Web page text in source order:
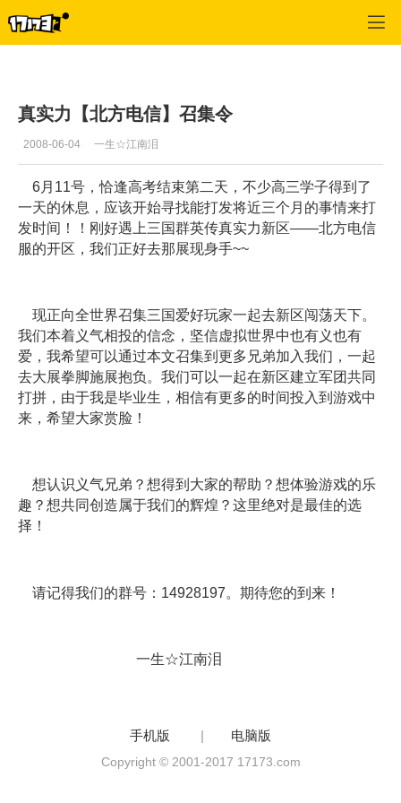
真实力【北方电信】召集令
2008-06-04 一生☆江南泪
6月11号，恰逢高考结束第二天，不少高三学子得到了
一天的休息，应该开始寻找能打发将近三个月的事情来打
发时间！！刚好遇上三国群英传真实力新区——北方电信
服的开区，我们正好去那展现身手~~
现正向全世界召集三国爱好玩家一起去新区闯荡天下。
我们本着义气相投的信念，坚信虚拟世界中也有义也有
爱，我希望可以通过本文召集到更多兄弟加入我们，一起
去大展拳脚施展抱负。我们可以一起在新区建立军团共同
打拼，由于我是毕业生，相信有更多的时间投入到游戏中
来，希望大家赏脸！
想认识义气兄弟？想得到大家的帮助？想体验游戏的乐
趣？想共同创造属于我们的辉煌？这里绝对是最佳的选
择！
请记得我们的群号：14928197。期待您的到来！
一生☆江南泪
手机版 电脑版
Copyright © 2001-2017 17173.com